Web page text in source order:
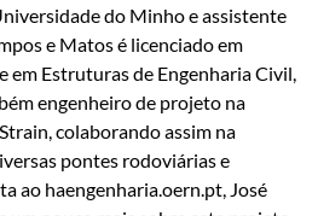
do Minho e assistente
e Matos é licenciado em
em Estruturas de Engenharia Civil,
engenheiro de projeto na
colaborando assim na
pontes rodoviárias e
ao haengenharia.oern.pt, José